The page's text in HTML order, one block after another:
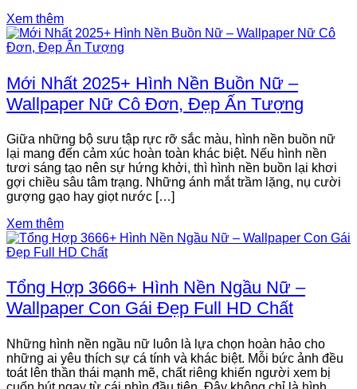
Xem thêm
Mới Nhất 2025+ Hình Nền Buồn Nữ –
Wallpaper Nữ Cô Đơn, Đẹp Ấn Tượng
Giữa những bộ sưu tập rực rỡ sắc màu, hình nền buồn nữ
lại mang đến cảm xúc hoàn toàn khác biệt. Nếu hình nền
tươi sáng tạo nên sự hứng khởi, thì hình nền buồn lại khơi
gợi chiều sâu tâm trạng. Những ánh mắt trầm lặng, nụ cười
gượng gạo hay giọt nước […]
Xem thêm
Tổng Hợp 3666+ Hình Nền Ngầu Nữ –
Wallpaper Con Gái Đẹp Full HD Chất
Những hình nền ngầu nữ luôn là lựa chọn hoàn hảo cho
những ai yêu thích sự cá tính và khác biệt. Mỗi bức ảnh đều
toát lên thần thái mạnh mẽ, chất riêng khiến người xem bị